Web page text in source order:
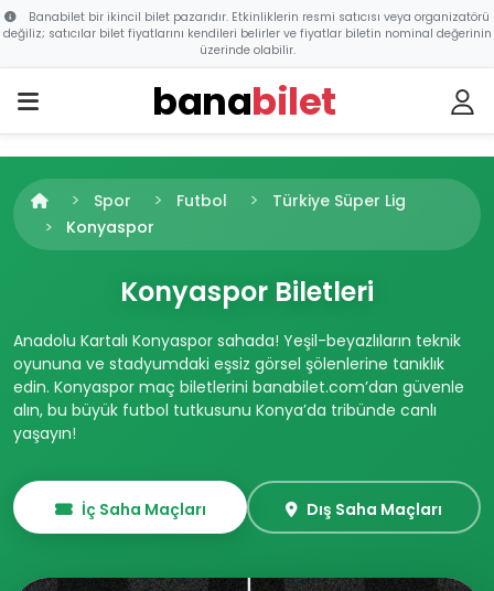
Banabilet bir ikincil bilet pazarıdır. Etkinliklerin resmi satıcısı veya organizatörü
değiliz; satıcılar bilet fiyatlarını kendileri belirler ve fiyatlar biletin nominal değerinin
üzerinde olabilir.
banabilet
Spor Futbol
Türkiye Süper Lig
Konyaspor
Konyaspor Biletleri
Anadolu Kartalı Konyaspor sahada! Yeşil-beyazlıların teknik
oyununa ve stadyumdaki eşsiz görsel şölenlerine tanıklık
edin. Konyaspor maç biletlerini banabilet.com’dan güvenle
alın, bu büyük futbol tutkusunu Konya’da tribünde canlı
yaşayın!
İç Saha Maçları Dış Saha Maçları